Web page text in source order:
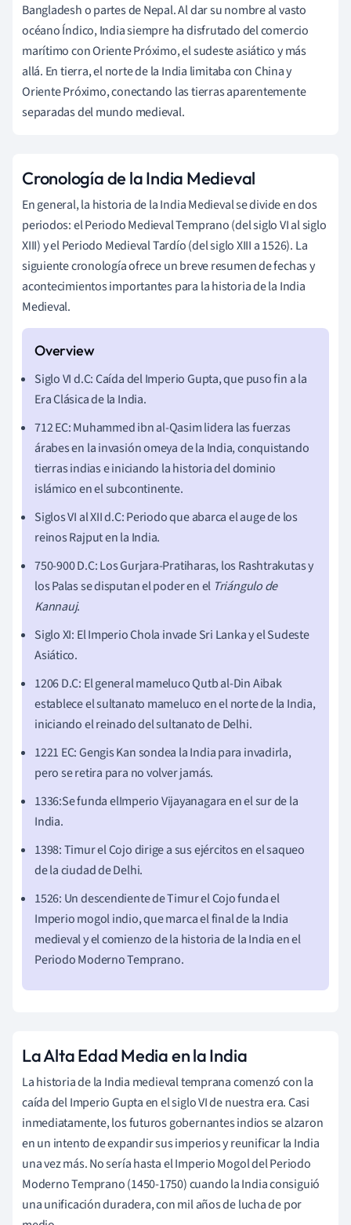
Bangladesh o partes de Nepal. Al dar su nombre al vasto
océano Índico, India siempre ha disfrutado del comercio
marítimo con Oriente Próximo, el sudeste asiático y más
allá. En tierra, el norte de la India limitaba con China y
Oriente Próximo, conectando las tierras aparentemente
separadas del mundo medieval.
Cronología de la India Medieval
En general, la historia de la India Medieval se divide en dos
periodos: el Periodo Medieval Temprano (del siglo VI al siglo
XIII) y el Periodo Medieval Tardío (del siglo XIII a 1526). La
siguiente cronología ofrece un breve resumen de fechas y
acontecimientos importantes para la historia de la India
Medieval.
Siglo VI d.C: Caída del Imperio Gupta, que puso fin a la
Era Clásica de la India.
712 EC: Muhammed ibn al-Qasim lidera las fuerzas
árabes en la invasión omeya de la India, conquistando
tierras indias e iniciando la historia del dominio
islámico en el subcontinente.
Siglos VI al XII d.C: Periodo que abarca el auge de los
reinos Rajput en la India.
750-900 D.C: Los Gurjara-Pratiharas, los Rashtrakutas y
los Palas se disputan el poder en el Triángulo de
Kannauj.
Siglo XI: El Imperio Chola invade Sri Lanka y el Sudeste
Asiático.
1206 D.C: El general mameluco Qutb al-Din Aibak
establece el sultanato mameluco en el norte de la India,
iniciando el reinado del sultanato de Delhi.
1221 EC: Gengis Kan sondea la India para invadirla,
pero se retira para no volver jamás.
1336:Se fundaelImperio Vijayanagara en el sur de la
India.
1398: Timur el Cojo dirige a sus ejércitos en el saqueo
de la ciudad de Delhi.
1526: Un descendiente de Timur el Cojo funda el
Imperio mogol indio, que marca el final de la India
medieval y el comienzo de la historia de la India en el
Periodo Moderno Temprano.
La Alta Edad Media en la India
La historia de la India medieval temprana comenzó con la
caída del Imperio Gupta en el siglo VI de nuestra era. Casi
inmediatamente, los futuros gobernantes indios se alzaron
en un intento de expandir sus imperios y reunificar la India
una vez más. No sería hasta el Imperio Mogol del Periodo
Moderno Temprano (1450-1750) cuando la India consiguió
una unificación duradera, con mil años de lucha de por